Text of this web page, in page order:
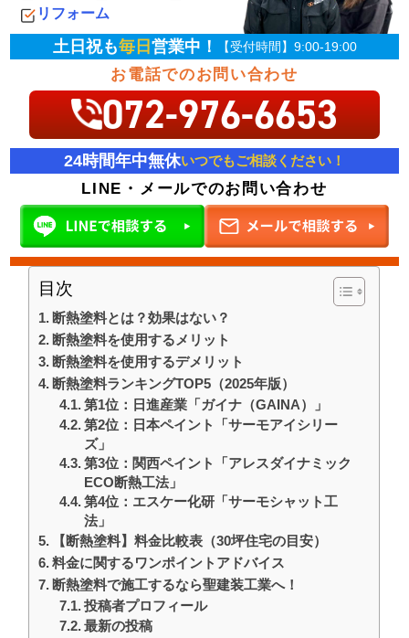
リフォーム
土日祝も毎日 営業中！ 【受付時間】9:00-19:00
お電話でのお問い合わせ
072-976-6653
24時間年中無休いつでもご相談ください！
LINE・メールでのお問い合わせ
目次
断熱塗料とは？効果はない？
断熱塗料を使用するメリット
断熱塗料を使用するデメリット
断熱塗料ランキングTOP5（2025年版）
第1位：日進産業「ガイナ（GAINA）」
第2位：日本ペイント「サーモアイシリー
ズ」
第3位：関西ペイント「アレスダイナミック
ECO断熱工法」
第4位：エスケー化研「サーモシャット工
法」
【断熱塗料】料金比較表（30坪住宅の目安）
料金に関するワンポイントアドバイス
断熱塗料で施工するなら聖建装工業へ！
投稿者プロフィール
最新の投稿